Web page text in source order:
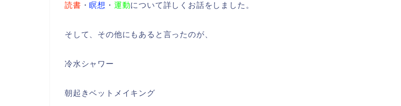
読書 ・瞑想 ・ 運動について詳しくお話をしました。
そして、その他にもあると言ったのが、
冷水シャワー
朝起きベットメイキング